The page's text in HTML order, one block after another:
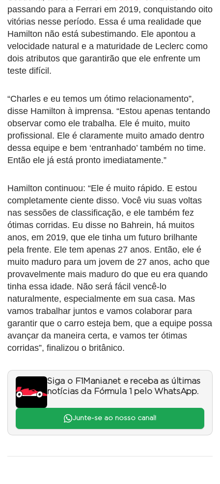
passando para a Ferrari em 2019, conquistando oito
vitórias nesse período. Essa é uma realidade que
Hamilton não está subestimando. Ele apontou a
velocidade natural e a maturidade de Leclerc como
dois atributos que garantirão que ele enfrente um
teste difícil.
“Charles e eu temos um ótimo relacionamento”,
disse Hamilton à imprensa. “Estou apenas tentando
observar como ele trabalha. Ele é muito, muito
profissional. Ele é claramente muito amado dentro
dessa equipe e bem ‘entranhado’ também no time.
Então ele já está pronto imediatamente.”
Hamilton continuou: “Ele é muito rápido. E estou
completamente ciente disso. Você viu suas voltas
nas sessões de classificação, e ele também fez
ótimas corridas. Eu disse no Bahrein, há muitos
anos, em 2019, que ele tinha um futuro brilhante
pela frente. Ele tem apenas 27 anos. Então, ele é
muito maduro para um jovem de 27 anos, acho que
provavelmente mais maduro do que eu era quando
tinha essa idade. Não será fácil vencê-lo
naturalmente, especialmente em sua casa. Mas
vamos trabalhar juntos e vamos colaborar para
garantir que o carro esteja bem, que a equipe possa
avançar da maneira certa, e vamos ter ótimas
corridas”, finalizou o britânico.
Siga o F1Mania.net e receba as últimas
notícias da Fórmula 1 pelo WhatsApp.
Junte-se ao nosso canal!